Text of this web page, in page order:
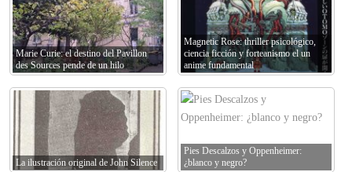
Marie Curie: el destino del Pavillon
des Sources pende de un hilo
Magnetic Rose: thriller psicológico,
ciencia ficción y forteanismo el un
anime fundamental
La ilustración original de John Silence
Pies Descalzos y Oppenheimer:
¿blanco y negro?